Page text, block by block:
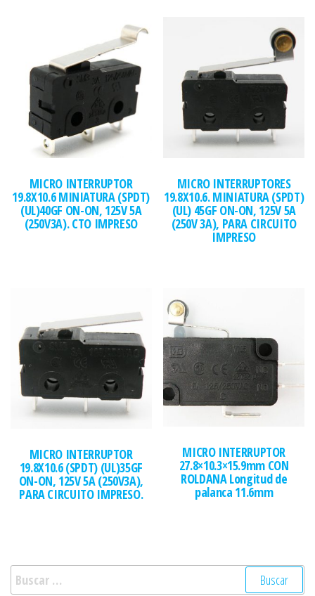
MICRO INTERRUPTOR
19.8X10.6 MINIATURA (SPDT)
(UL)40GF ON-ON, 125V 5A
(250V3A). CTO IMPRESO
MICRO INTERRUPTORES
19.8X10.6. MINIATURA (SPDT)
(UL) 45GF ON-ON, 125V 5A
(250V 3A), PARA CIRCUITO
IMPRESO
MICRO INTERRUPTOR
19.8X10.6 (SPDT) (UL)35GF
ON-ON, 125V 5A (250V3A),
PARA CIRCUITO IMPRESO.
MICRO INTERRUPTOR
27.8×10.3×15.9mm CON
ROLDANA Longitud de
palanca 11.6mm
Buscar: